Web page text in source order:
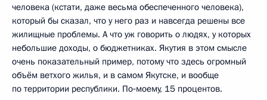
человека (кстати, даже весьма обеспеченного человека),
который бы сказал, что у него раз и навсегда решены все
жилищные проблемы. А что уж говорить о людях, у которых
небольшие доходы, о бюджетниках. Якутия в этом смысле
очень показательный пример, потому что здесь огромный
объём ветхого жилья, и в самом Якутске, и вообще
по территории республики. По‑моему, 15 процентов.